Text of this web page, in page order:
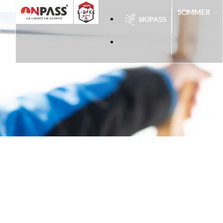
SKIPASS
SOMMER